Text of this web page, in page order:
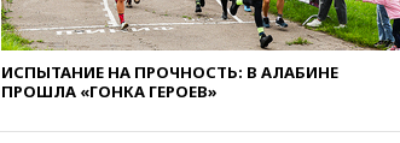
впервые совершил
официальный визит в Сербию
вчера, 19:19Россиянка
Альпах
ИСПЫТАНИЕ НА ПРОЧНОСТЬ: В АЛАБИНЕ
ПРОШЛА «ГОНКА ГЕРОЕВ»